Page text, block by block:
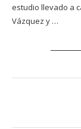
estudio llevado a
Vázquez y …